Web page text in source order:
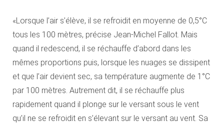
«Lorsque l’air s’élève, il se refroidit en moyenne de 0,5°C
tous les 100 mètres, précise Jean-Michel Fallot. Mais
quand il redescend, il se réchauffe d’abord dans les
mêmes proportions puis, lorsque les nuages se dissipent
et que l’air devient sec, sa température augmente de 1°C
par 100 mètres. Autrement dit, il se réchauffe plus
rapidement quand il plonge sur le versant sous le vent
qu’il ne se refroidit en s’élevant sur le versant au vent. Sa